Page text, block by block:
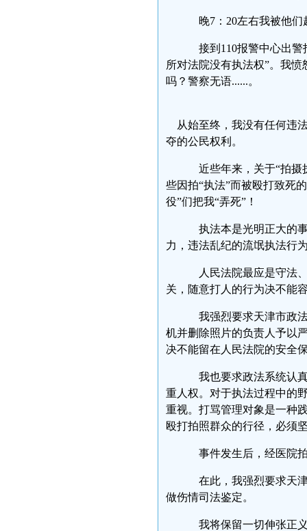
晚7：20左右我被他们
接到110报警中心出警
所对法院没有执法权”。我
吗？警察无语......。
从始至终，我没有任何违
夺的公民权利。
近些年来，关于“拍摄
些因拍“执法”而被殴打致死
役”们把我“弄死”！
执法本是光明正大的
力，违法乱纪的流氓执法行
人民法院最应是守法
关，随意打人的行为决不能
我强烈要求天津市政
机并删除照片的负责人予以
决不能留在人民法院的安全
我也要求政法系统认
重人权。对于执法过程中的
重视。打骂管理对象是一种
殴打拍照群众的行径，必须
事件发生后，经医院
在此，我强烈要求天
做伤情司法鉴定。
我将保留一切伸张正